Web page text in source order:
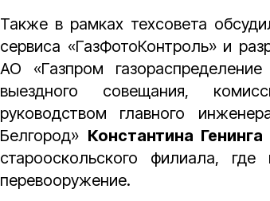
Также в рамках техсовета
сервиса «ГазФотоКонтроль» и
АО «Газпром
выездного совещания,
руководством главного
Белгород» Константина Генинга
старооскольского филиала,
перевооружение.